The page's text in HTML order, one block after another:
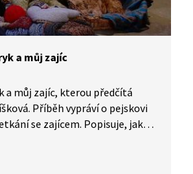
a můj zajíc
a můj zajíc, kterou předčítá
Příběh vypráví o pejskovi
se zajícem. Popisuje, jak